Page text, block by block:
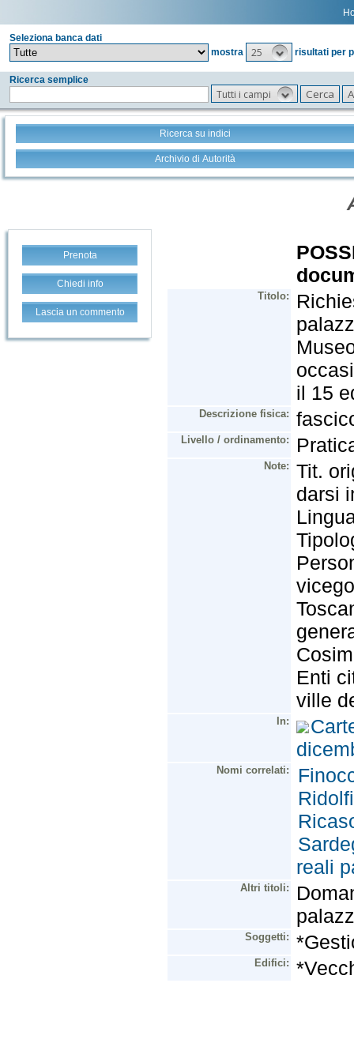
Seleziona banca dati
mostra
25 risultati per
Ricerca semplice
Tutti i campi
Ricerca su indici
Archivio di Autorità
Prenota
Chiedi info
Lascia un commento